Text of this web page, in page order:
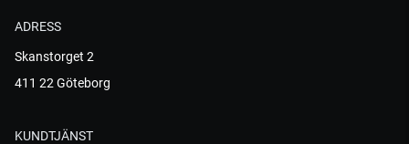
ADRESS
Skanstorget 2
411 22 Göteborg
KUNDTJÄNST